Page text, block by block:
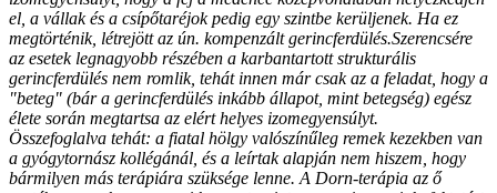
el, a vállak és a csípőtaréjok pedig egy szintbe kerüljenek. Ha ez
megtörténik, létrejött az ún. kompenzált gerincferdülés.Szerencsére
az esetek legnagyobb részében a karbantartott strukturális
gerincferdülés nem romlik, tehát innen már csak az a feladat, hogy a
"beteg" (bár a gerincferdülés inkább állapot, mint betegség) egész
élete során megtartsa az elért helyes izomegyensúlyt.
Összefoglalva tehát: a fiatal hölgy valószínűleg remek kezekben van
a gyógytornász kollégánál, és a leírtak alapján nem hiszem, hogy
bármilyen más terápiára szüksége lenne. A Dorn-terápia az ő